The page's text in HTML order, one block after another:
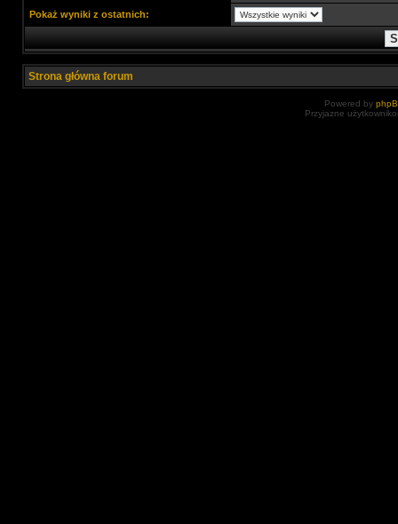
Pokaż wyniki z ostatnich:
Strona główna forum
Powered by
Przyjazne